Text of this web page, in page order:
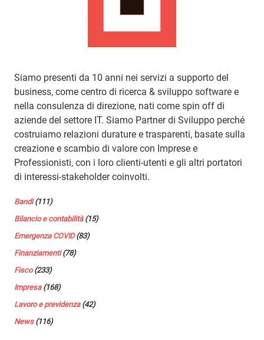
Siamo presenti da 10 anni nei servizi a supporto del
business, come centro di ricerca & sviluppo software e
nella consulenza di direzione, nati come spin off di
aziende del settore IT. Siamo Partner di Sviluppo perché
costruiamo relazioni durature e trasparenti, basate sulla
creazione e scambio di valore con Imprese e
Professionisti, con i loro clienti-utenti e gli altri portatori
di interessi-stakeholder coinvolti.
Bandi(111)
Bilancio e contabilità(15)
Emergenza COVID(83)
Finanziamenti(78)
Fisco(233)
Impresa(168)
Lavoro e previdenza(42)
News(116)